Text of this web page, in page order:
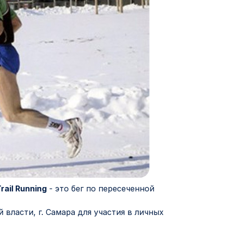
Running - это бег по пересеченной
г. Самара для участия в личных